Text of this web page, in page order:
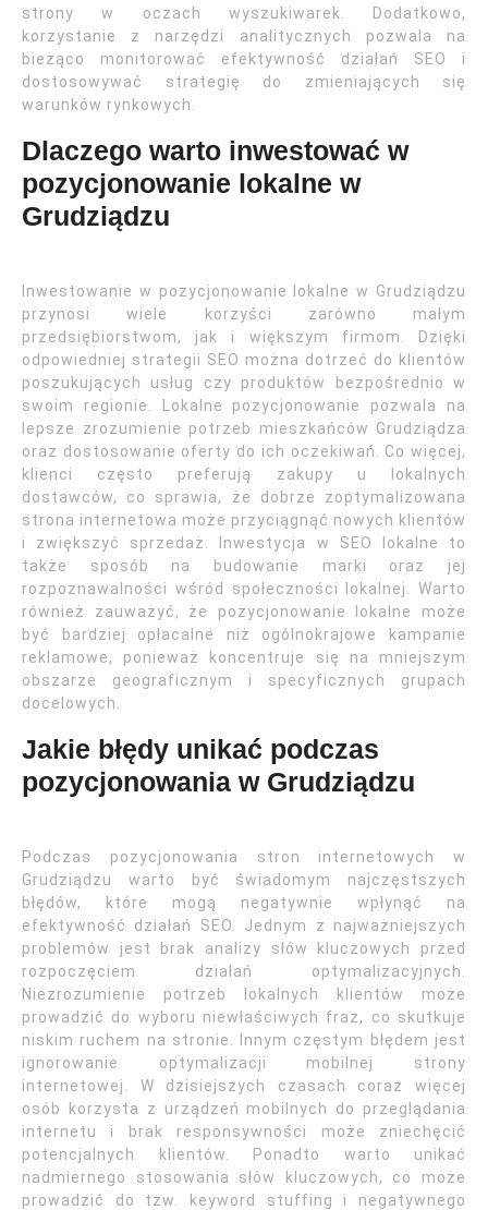
strony w oczach wyszukiwarek. Dodatkowo,
korzystanie z narzędzi analitycznych pozwala na
bieżąco monitorować efektywność działań SEO i
dostosowywać strategię do zmieniających się
warunków rynkowych.
Dlaczego warto inwestować w
pozycjonowanie lokalne w
Grudziądzu
Inwestowanie w pozycjonowanie lokalne w Grudziądzu
przynosi wiele korzyści zarówno małym
przedsiębiorstwom, jak i większym firmom. Dzięki
odpowiedniej strategii SEO można dotrzeć do klientów
poszukujących usług czy produktów bezpośrednio w
swoim regionie. Lokalne pozycjonowanie pozwala na
lepsze zrozumienie potrzeb mieszkańców Grudziądza
oraz dostosowanie oferty do ich oczekiwań. Co więcej,
klienci często preferują zakupy u lokalnych
dostawców, co sprawia, że dobrze zoptymalizowana
strona internetowa może przyciągnąć nowych klientów
i zwiększyć sprzedaż. Inwestycja w SEO lokalne to
także sposób na budowanie marki oraz jej
rozpoznawalności wśród społeczności lokalnej. Warto
również zauważyć, że pozycjonowanie lokalne może
być bardziej opłacalne niż ogólnokrajowe kampanie
reklamowe, ponieważ koncentruje się na mniejszym
obszarze geograficznym i specyficznych grupach
docelowych.
Jakie błędy unikać podczas
pozycjonowania w Grudziądzu
Podczas pozycjonowania stron internetowych w
Grudziądzu warto być świadomym najczęstszych
błędów, które mogą negatywnie wpłynąć na
efektywność działań SEO. Jednym z najważniejszych
problemów jest brak analizy słów kluczowych przed
rozpoczęciem działań optymalizacyjnych.
Niezrozumienie potrzeb lokalnych klientów może
prowadzić do wyboru niewłaściwych fraz, co skutkuje
niskim ruchem na stronie. Innym częstym błędem jest
ignorowanie optymalizacji mobilnej strony
internetowej. W dzisiejszych czasach coraz więcej
osób korzysta z urządzeń mobilnych do przeglądania
internetu i brak responsywności może zniechęcić
potencjalnych klientów. Ponadto warto unikać
nadmiernego stosowania słów kluczowych, co może
prowadzić do tzw. keyword stuffing i negatywnego